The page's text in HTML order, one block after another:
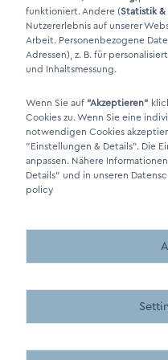
Made by BergMedia -
funktioniert. Andere (Statistik
Nutzererlebnis auf unserer
Arbeit. Personenbezogene
Adressen), z. B. für
und Inhaltsmessung.
Wenn Sie auf "Akzeptieren"
Cookies zu. Wenn Sie eine
notwendigen Cookies
"Einstellungen & Details". Die
anpassen. Nähere
Details" und in unseren
policy